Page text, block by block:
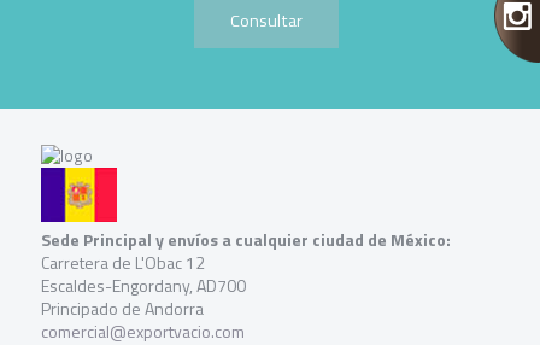
Consultar
Sede Principal y envíos a cualquier ciudad de México:
Carretera de L'Obac 12
Escaldes-Engordany, AD700
Principado de Andorra
comercial@exportvacio.com